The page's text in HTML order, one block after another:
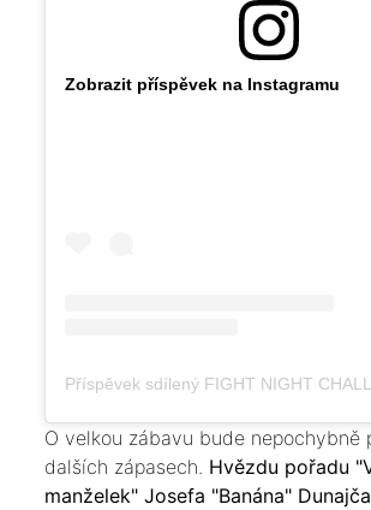
Zobrazit příspěvek na Instagramu
O velkou zábavu bude nepochybně
dalších zápasech. Hvězdu pořadu
manželek" Josefa "Banána"